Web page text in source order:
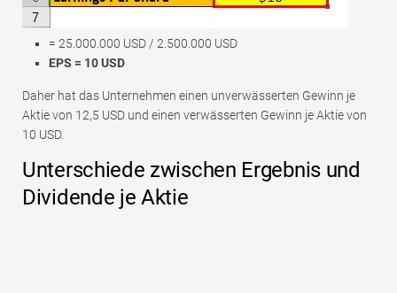
= 25.000.000 USD / 2.500.000 USD
EPS = 10 USD
Daher hat das Unternehmen einen unverwässerten Gewinn je
Aktie von 12,5 USD und einen verwässerten Gewinn je Aktie von
10 USD.
Unterschiede zwischen Ergebnis und
Dividende je Aktie